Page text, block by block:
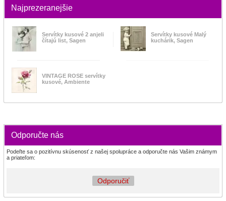
Najprezeranejšie
Servítky kusové 2 anjeli
čítajú list, Sagen
Servítky kusové Malý
kuchárik, Sagen
VINTAGE ROSE servítky
kusové, Ambiente
Odporučte nás
Podeľte sa o pozitívnu skúsenosť z našej spolupráce a odporučte nás Vašim známym
a priateľom:
Odporučiť